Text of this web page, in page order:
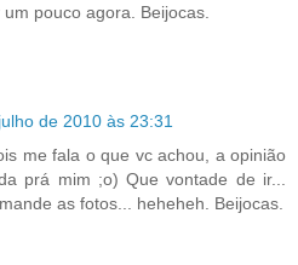
pouco agora. Beijocas.
de 2010 às 23:31
me fala o que vc achou, a opinião
prá mim ;o) Que vontade de ir...
as fotos... heheheh. Beijocas.